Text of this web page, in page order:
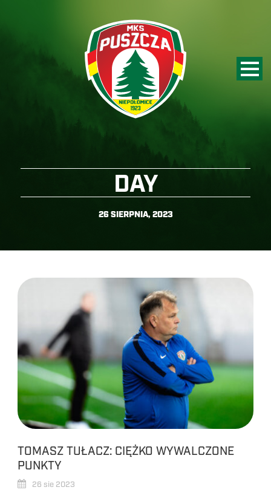
DAY
26 SIERPNIA, 2023
TOMASZ TUŁACZ: CIĘŻKO WYWALCZONE
PUNKTY
26 sie 2023